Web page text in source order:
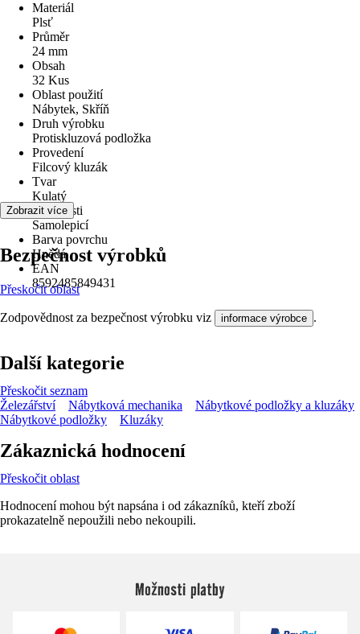
Materiál
Plsť
Průměr
24 mm
Obsah
32 Kus
Oblast použití
Nábytek, Skříň
Druh výrobku
Protiskluzová podložka
Provedení
Filcový kluzák
Tvar
Kulatý
Vlastnosti
Samolepicí
Barva povrchu
Hnědá
EAN
8592485849431
Zobrazit více
Bezpečnost výrobků
Přeskočit oblast
Zodpovědnost za bezpečnost výrobku viz informace výrobce .
Další kategorie
Přeskočit seznam
Železářství
Nábytková mechanika
Nábytkové podložky a kluzáky
Nábytkové podložky
Kluzáky
Zákaznická hodnocení
Přeskočit oblast
Hodnocení mohou být napsána i od zákazníků, kteří zboží
prokazatelně nepoužili nebo nekoupili.
Možnosti platby